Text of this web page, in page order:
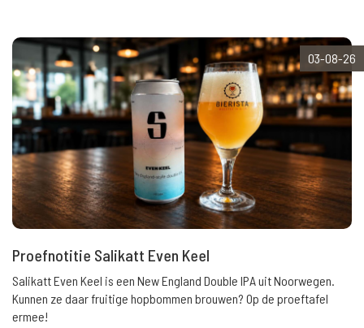
03-08-26
Proefnotitie Salikatt Even Keel
Salikatt Even Keel is een New England Double IPA uit Noorwegen.
Kunnen ze daar fruitige hopbommen brouwen? Op de proeftafel
ermee!